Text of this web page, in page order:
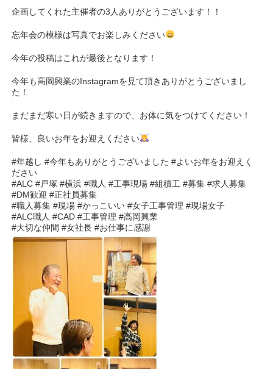
企画してくれた主催者の3人ありがとうございます！！
忘年会の模様は写真でお楽しみください
今年の投稿はこれが最後となります！
今年も高岡興業のInstagramを見て頂きありがとうございまし
た！
まだまだ寒い日が続きますので、お体に気をつけてください！
皆様、良いお年をお迎えください
#年越し #今年もありがとうございました #よいお年をお迎えく
ださい
#ALC #戸塚 #横浜 #職人 #工事現場 #組積工 #募集 #求人募集
#DM歓迎 #正社員募集
#職人募集 #現場 #かっこいい #女子工事管理 #現場女子
#ALC職人 #CAD #工事管理 #高岡興業
#大切な仲間 #女社長 #お仕事に感謝